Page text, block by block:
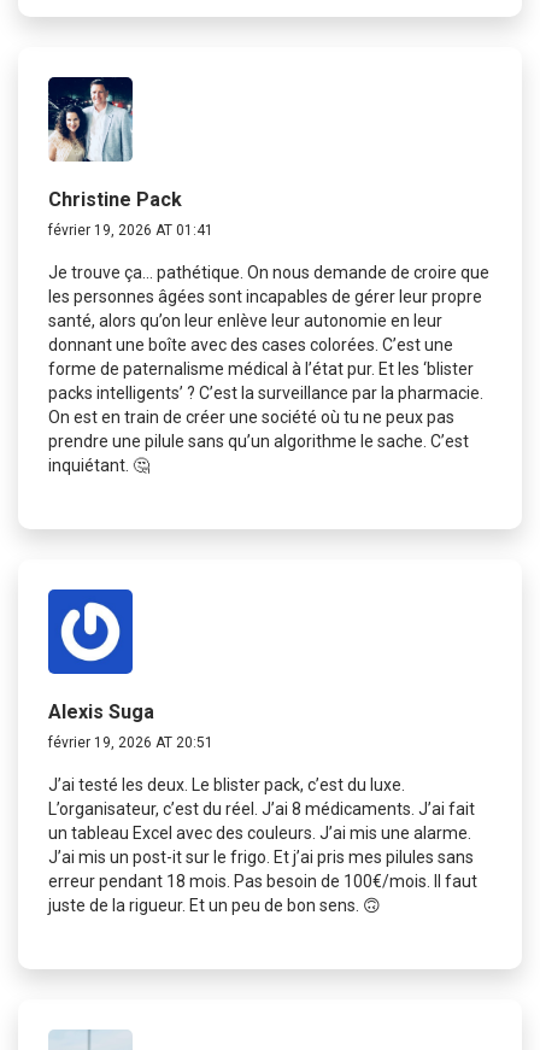
Christine Pack
février 19, 2026 AT 01:41
Je trouve ça… pathétique. On nous demande de croire que
les personnes âgées sont incapables de gérer leur propre
santé, alors qu’on leur enlève leur autonomie en leur
donnant une boîte avec des cases colorées. C’est une
forme de paternalisme médical à l’état pur. Et les ‘blister
packs intelligents’ ? C’est la surveillance par la pharmacie.
On est en train de créer une société où tu ne peux pas
prendre une pilule sans qu’un algorithme le sache. C’est
inquiétant. 🤔
Alexis Suga
février 19, 2026 AT 20:51
J’ai testé les deux. Le blister pack, c’est du luxe.
L’organisateur, c’est du réel. J’ai 8 médicaments. J’ai fait
un tableau Excel avec des couleurs. J’ai mis une alarme.
J’ai mis un post-it sur le frigo. Et j’ai pris mes pilules sans
erreur pendant 18 mois. Pas besoin de 100€/mois. Il faut
juste de la rigueur. Et un peu de bon sens. 🙃